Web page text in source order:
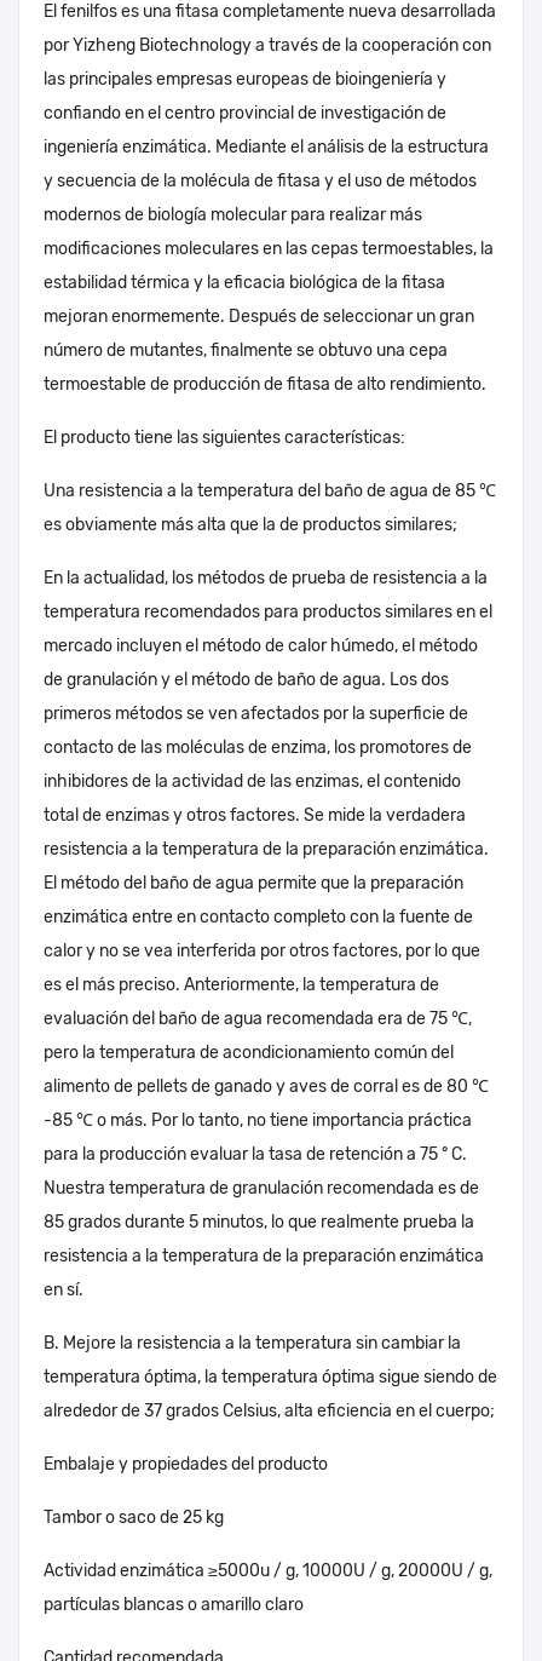
El fenilfos es una fitasa completamente nueva desarrollada
por Yizheng Biotechnology a través de la cooperación con
las principales empresas europeas de bioingeniería y
confiando en el centro provincial de investigación de
ingeniería enzimática. Mediante el análisis de la estructura
y secuencia de la molécula de fitasa y el uso de métodos
modernos de biología molecular para realizar más
modificaciones moleculares en las cepas termoestables, la
estabilidad térmica y la eficacia biológica de la fitasa
mejoran enormemente. Después de seleccionar un gran
número de mutantes, finalmente se obtuvo una cepa
termoestable de producción de fitasa de alto rendimiento.
El producto tiene las siguientes características:
Una resistencia a la temperatura del baño de agua de 85 ℃
es obviamente más alta que la de productos similares;
En la actualidad, los métodos de prueba de resistencia a la
temperatura recomendados para productos similares en el
mercado incluyen el método de calor húmedo, el método
de granulación y el método de baño de agua. Los dos
primeros métodos se ven afectados por la superficie de
contacto de las moléculas de enzima, los promotores de
inhibidores de la actividad de las enzimas, el contenido
total de enzimas y otros factores. Se mide la verdadera
resistencia a la temperatura de la preparación enzimática.
El método del baño de agua permite que la preparación
enzimática entre en contacto completo con la fuente de
calor y no se vea interferida por otros factores, por lo que
es el más preciso. Anteriormente, la temperatura de
evaluación del baño de agua recomendada era de 75 ℃,
pero la temperatura de acondicionamiento común del
alimento de pellets de ganado y aves de corral es de 80 ℃
-85 ℃ o más. Por lo tanto, no tiene importancia práctica
para la producción evaluar la tasa de retención a 75 ° C.
Nuestra temperatura de granulación recomendada es de
85 grados durante 5 minutos, lo que realmente prueba la
resistencia a la temperatura de la preparación enzimática
en sí.
B. Mejore la resistencia a la temperatura sin cambiar la
temperatura óptima, la temperatura óptima sigue siendo de
alrededor de 37 grados Celsius, alta eficiencia en el cuerpo;
Embalaje y propiedades del producto
Tambor o saco de 25 kg
Actividad enzimática ≥5000u / g, 10000U / g, 20000U / g,
partículas blancas o amarillo claro